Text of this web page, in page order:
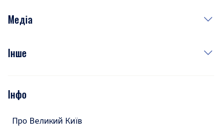
Рецепти
Медіа
Фото
Подкасти
Інше
Тести
Інфо
Про Великий Київ